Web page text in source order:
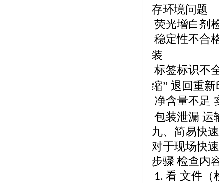
存环境问题
荧光增白剂
稳定性不合
装
标签标识不
缩” 退回重新
净含量不足
包装泄漏 运
九、简易快
对于现场快
步骤 检查内
1. 看 文件（